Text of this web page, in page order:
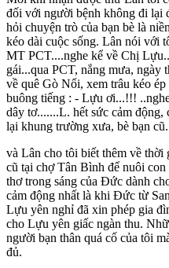
đối với người bệnh không đi lại
hỏi chuyện trò của bạn bè là
kéo dài cuộc sống. Lân nói với
MT PCT....nghe kể về Chị
gái...qua PCT, nắng mưa, ngày
về quê Gò Nổi, xem trâu kéo
buông tiếng : - Lựu ơi...!!!
dây tơ.......L. hết sức cảm
lại khung trường xưa, bè bạn
và Lân cho tôi biết thêm về thời
cũ tại chợ Tân Bình để nuôi
thơ trong sáng của Đức dành
cảm động nhất là khi Đức từ
Lựu yên nghỉ đã xin phép gia
cho Lựu yên giấc ngàn thu.
người bạn thân quá cố của tôi
đủ.